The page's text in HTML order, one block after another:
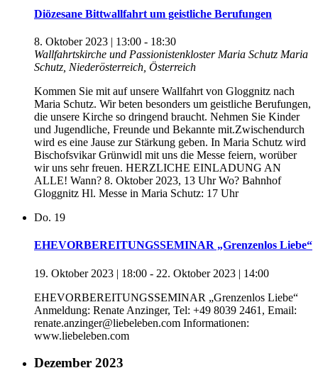
Diözesane Bittwallfahrt um geistliche Berufungen
8. Oktober 2023 | 13:00 - 18:30
Wallfahrtskirche und Passionistenkloster Maria Schutz Maria
Schutz, Niederösterreich, Österreich
Kommen Sie mit auf unsere Wallfahrt von Gloggnitz nach
Maria Schutz. Wir beten besonders um geistliche Berufungen,
die unsere Kirche so dringend braucht. Nehmen Sie Kinder
und Jugendliche, Freunde und Bekannte mit.Zwischendurch
wird es eine Jause zur Stärkung geben. In Maria Schutz wird
Bischofsvikar Grünwidl mit uns die Messe feiern, worüber
wir uns sehr freuen. HERZLICHE EINLADUNG AN
ALLE! Wann? 8. Oktober 2023, 13 Uhr Wo? Bahnhof
Gloggnitz Hl. Messe in Maria Schutz: 17 Uhr
Do. 19
EHEVORBEREITUNGSSEMINAR „Grenzenlos Liebe“
19. Oktober 2023 | 18:00 - 22. Oktober 2023 | 14:00
EHEVORBEREITUNGSSEMINAR „Grenzenlos Liebe“
Anmeldung: Renate Anzinger, Tel: +49 8039 2461, Email:
renate.anzinger@liebeleben.com Informationen:
www.liebeleben.com
Dezember 2023